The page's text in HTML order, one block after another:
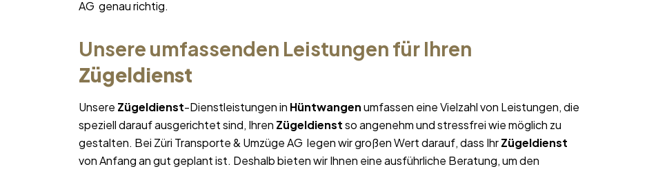
AG genau richtig.
Unsere umfassenden Leistungen für Ihren
Zügeldienst
Unsere Zügeldienst-Dienstleistungen in Hüntwangenumfassen eine Vielzahl von Leistungen, die
speziell darauf ausgerichtet sind, Ihren Zügeldienstso angenehm und stressfrei wie möglich zu
gestalten. Bei Züri Transporte & Umzüge AG legen wir großen Wert darauf, dass IhrZügeldienst
von Anfang an gut geplant ist. Deshalb bieten wir Ihnen eine ausführliche Beratung, um den